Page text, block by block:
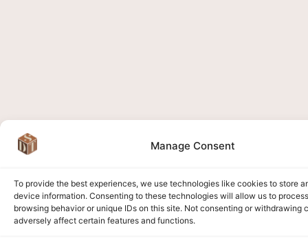
Manage Consent
To provide the best experiences, we use technologies like cookies to store
device information. Consenting to these technologies will allow us to
browsing behavior or unique IDs on this site. Not consenting or withdrawing
adversely affect certain features and functions.